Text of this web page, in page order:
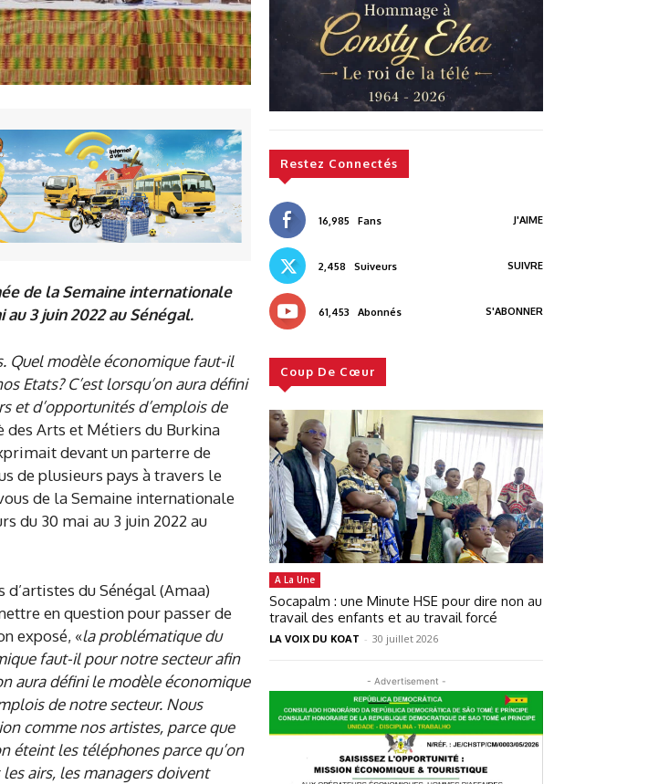
de la Semaine internationale
3 juin 2022 au Sénégal.
Quel modèle économique faut-il
Etats? C’est lorsqu’on aura défini
et d’opportunités d’emplois de
Arts et Métiers du Burkina
devant un parterre de
de plusieurs pays à travers le
de la Semaine internationale
du 30 mai au 3 juin 2022 au
du Sénégal (Amaa)
en question pour passer de
exposé, «la problématique du
faut-il pour notre secteur afin
aura défini le modèle économique
de notre secteur. Nous
comme nos artistes, parce que
éteint les téléphones parce qu’on
airs, les managers doivent
Restez Connectés
16,985 Fans J'AIME
2,458 Suiveurs SUIVRE
61,453 Abonnés S'ABONNER
Coup De Cœur
A La Une
Socapalm : une Minute HSE pour dire non au
travail des enfants et au travail forcé
LA VOIX DU KOAT - 30 juillet 2026
- Advertisement -